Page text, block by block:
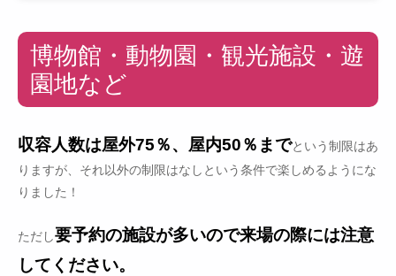
博物館・動物園・観光施設・遊
園地など
収容人数は屋外75％、屋内50％までという制限はあ
りますが、それ以外の制限はなしという条件で楽しめるようにな
りました！
ただし要予約の施設が多いので来場の際には注意
してください。